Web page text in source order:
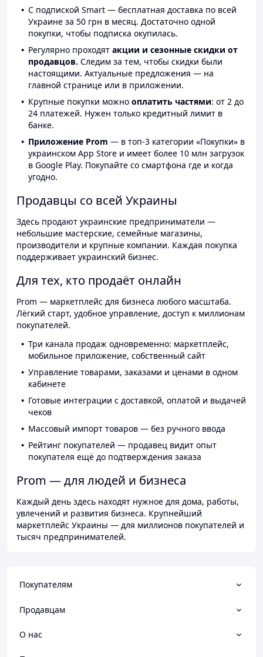
С подпиской Smart — бесплатная доставка по всей
Украине за 50 грн в месяц. Достаточно одной
покупки, чтобы подписка окупилась.
Регулярно проходят акции и сезонные скидки от
продавцов. Следим за тем, чтобы скидки были
настоящими. Актуальные предложения — на
главной странице или в приложении.
Крупные покупки можно оплатить частями: от 2 до
24 платежей. Нужен только кредитный лимит в
банке.
Приложение Prom — в топ-3 категории «Покупки» в
украинском App Store и имеет более 10 млн загрузок
в Google Play. Покупайте со смартфона где и когда
угодно.
Продавцы со всей Украины
Здесь продают украинские предприниматели —
небольшие мастерские, семейные магазины,
производители и крупные компании. Каждая покупка
поддерживает украинский бизнес.
Для тех, кто продаёт онлайн
Prom — маркетплейс для бизнеса любого масштаба.
Лёгкий старт, удобное управление, доступ к миллионам
покупателей.
Три канала продаж одновременно: маркетплейс,
мобильное приложение, собственный сайт
Управление товарами, заказами и ценами в одном
кабинете
Готовые интеграции с доставкой, оплатой и выдачей
чеков
Массовый импорт товаров — без ручного ввода
Рейтинг покупателей — продавец видит опыт
покупателя ещё до подтверждения заказа
Prom — для людей и бизнеса
Каждый день здесь находят нужное для дома, работы,
увлечений и развития бизнеса. Крупнейший
маркетплейс Украины — для миллионов покупателей и
тысяч предпринимателей.
Покупателям
Продавцам
О нас